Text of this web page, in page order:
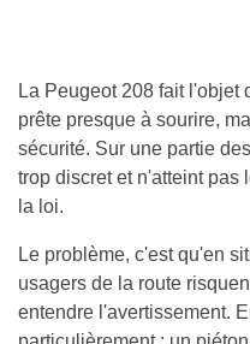
La Peugeot 208 fait l'objet
prête presque à sourire,
sécurité. Sur une partie
trop discret et n'atteint pas
la loi.
Le problème, c'est qu'en
usagers de la route
entendre l'avertissement.